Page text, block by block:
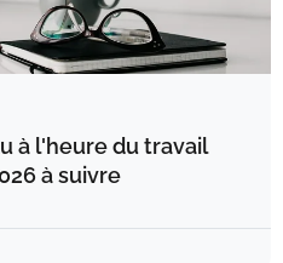
à l'heure du travail
à suivre